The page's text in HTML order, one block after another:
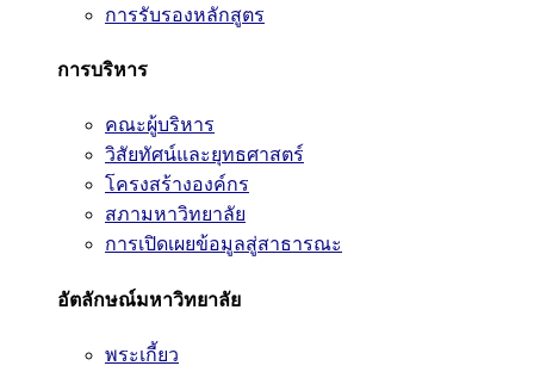
การรับรองหลักสูตร
การบริหาร
คณะผู้บริหาร
วิสัยทัศน์และยุทธศาสตร์
โครงสร้างองค์กร
สภามหาวิทยาลัย
การเปิดเผยข้อมูลสู่สาธารณะ
อัตลักษณ์มหาวิทยาลัย
พระเกี้ยว